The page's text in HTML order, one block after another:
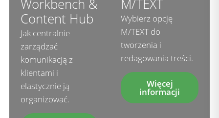
Workbench &
Content Hub
Jak centralnie
zarządzać
komunikacją z
klientami i
elastycznie ją
organizować.
M/TEXT
Wybierz opcję
M/TEXT do
tworzenia i
redagowania treści.
Więcej
informacji